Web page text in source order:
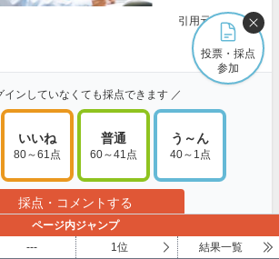
引用元: Amazon
もっと見る
インしていなくても採点できます ／
いいね
80～61点
普通
60～41点
う～ん
40～1点
採点・コメントする
報告
投票・採点
参加
ページ内ジャンプ
--- 1位 結果一覧